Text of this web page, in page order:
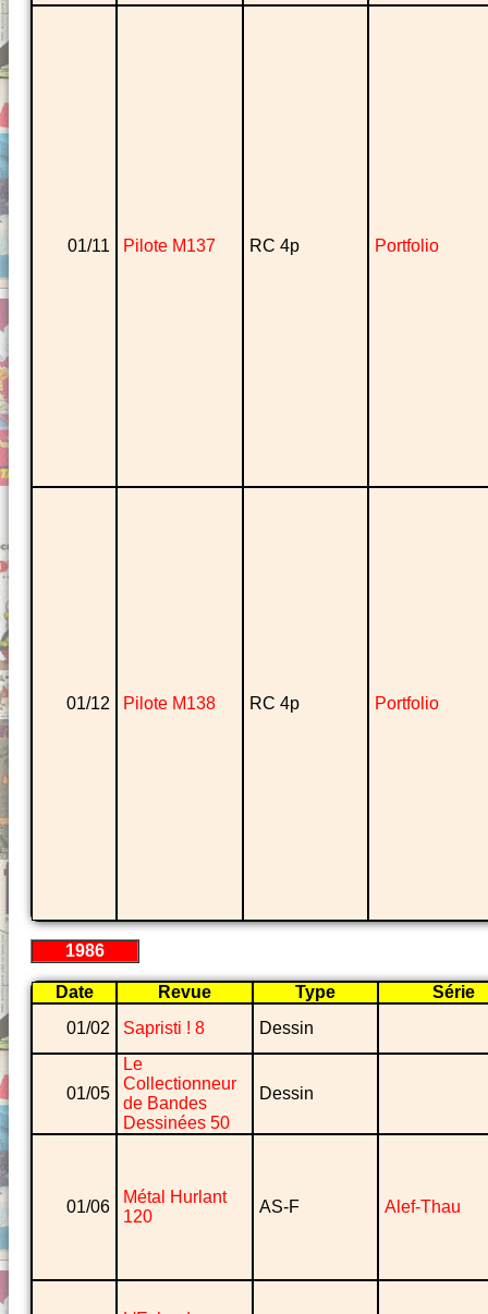
01/11 Pilote M137 RC 4p Portfolio
01/12 Pilote M138 RC 4p Portfolio
1986
Date Revue Type
Série
01/02
Sapristi ! 8 Dessin
01/05
Le
Collectionneur
de Bandes
Dessinées 50
Dessin
01/06
Métal Hurlant
120
AS-F Alef-Thau